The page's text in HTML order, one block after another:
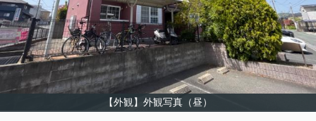
【外観】外観写真（昼）